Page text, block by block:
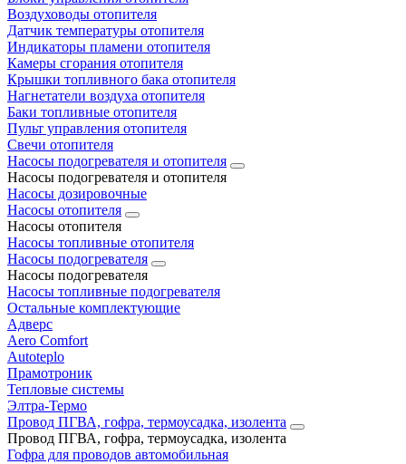
Воздуховоды отопителя
Датчик температуры отопителя
Индикаторы пламени отопителя
Камеры сгорания отопителя
Крышки топливного бака отопителя
Нагнетатели воздуха отопителя
Баки топливные отопителя
Пульт управления отопителя
Свечи отопителя
Насосы подогревателя и отопителя
Насосы подогревателя и отопителя
Насосы дозировочные
Насосы отопителя
Насосы отопителя
Насосы топливные отопителя
Насосы подогревателя
Насосы подогревателя
Насосы топливные подогревателя
Остальные комплектующие
Адверс
Aero Comfort
Autoteplo
Прамотроник
Тепловые системы
Элтра-Термо
Провод ПГВА, гофра, термоусадка, изолента
Провод ПГВА, гофра, термоусадка, изолента
Гофра для проводов автомобильная